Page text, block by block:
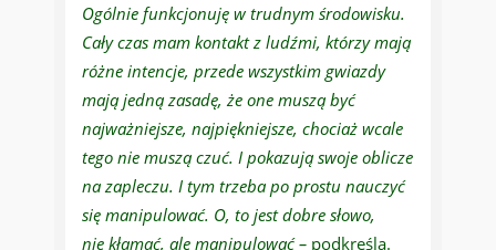
Ogólnie funkcjonuję w trudnym środowisku.
Cały czas mam kontakt z ludźmi, którzy mają
różne intencje, przede wszystkim gwiazdy
mają jedną zasadę, że one muszą być
najważniejsze, najpiękniejsze, chociaż wcale
tego nie muszą czuć. I pokazują swoje oblicze
na zapleczu. I tym trzeba po prostu nauczyć
się manipulować. O, to jest dobre słowo,
nie kłamać, ale manipulować – podkreśla.